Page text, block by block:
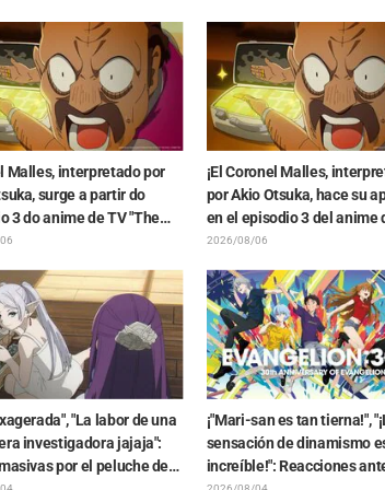
Samurai"
Malles, interpretado por
surge a partir do
3 do anime de TV "The
the Shell"! Comentário do
¡El Coronel Malles,
por Akio Otsuka, hace su
en el episodio 3 del anime
"The Ghost in the Shell"!
final (endcard)
2026/08/06
"La labor de una
investigadora jajaja":
por el peluche de
¡"Mari-san es tan tierna!",
sensación de dinamismo
increíble!": Reacciones